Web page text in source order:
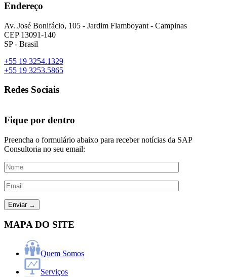
Endereço
Av. José Bonifácio, 105 - Jardim Flamboyant - Campinas
CEP 13091-140
SP - Brasil
+55 19 3254.1329
+55 19 3253.5865
Redes Sociais
Fique por dentro
Preencha o formulário abaixo para receber notícias da SAP
Consultoria no seu email:
MAPA DO SITE
Quem Somos
Serviços